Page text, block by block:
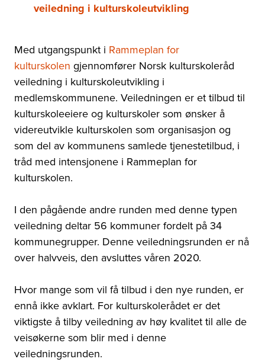
veiledning i kulturskoleutvikling
Med utgangspunkt i Rammeplan for
kulturskolen gjennomfører Norsk kulturskoleråd
veiledning i kulturskoleutvikling i
medlemskommunene. Veiledningen er et tilbud til
kulturskoleeiere og kulturskoler som ønsker å
videreutvikle kulturskolen som organisasjon og
som del av kommunens samlede tjenestetilbud, i
tråd med intensjonene i Rammeplan for
kulturskolen.
I den pågående andre runden med denne typen
veiledning deltar 56 kommuner fordelt på 34
kommunegrupper. Denne veiledningsrunden er nå
over halvveis, den avsluttes våren 2020.
Hvor mange som vil få tilbud i den nye runden, er
ennå ikke avklart. For kulturskolerådet er det
viktigste å tilby veiledning av høy kvalitet til alle de
veisøkerne som blir med i denne
veiledningsrunden.